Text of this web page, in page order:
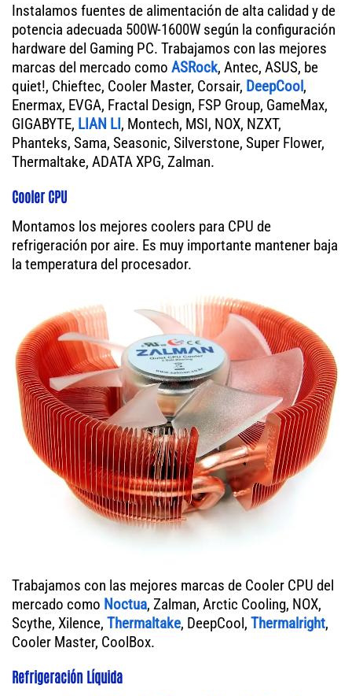
Instalamos fuentes de alimentación de alta calidad y de
potencia adecuada 500W-1600W según la configuración
hardware del Gaming PC. Trabajamos con las mejores
marcas del mercado como ASRock, Antec, ASUS, be
quiet!, Chieftec, Cooler Master, Corsair, DeepCool,
Enermax, EVGA, Fractal Design, FSP Group, GameMax,
GIGABYTE, LIAN LI, Montech, MSI, NOX, NZXT,
Phanteks, Sama, Seasonic, Silverstone, Super Flower,
Thermaltake, ADATA XPG, Zalman.
Cooler CPU
Montamos los mejores coolers para CPU de
refrigeración por aire. Es muy importante mantener baja
la temperatura del procesador.
Trabajamos con las mejores marcas de Cooler CPU del
mercado como Noctua, Zalman, Arctic Cooling, NOX,
Scythe, Xilence, Thermaltake, DeepCool, Thermalright,
Cooler Master, CoolBox.
Refrigeración Líquida